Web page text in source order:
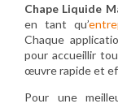
Chape Liquide
en tant qu’
Chaque
pour accueillir
œuvre rapide et
Pour une